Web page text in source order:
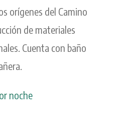
orígenes del Camino
de materiales
Cuenta con baño
noche